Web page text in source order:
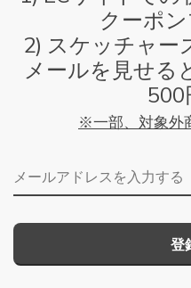
クーポ
2) スケッチャー
メールを見せる
500
※一部、対象外
メールアドレス
登